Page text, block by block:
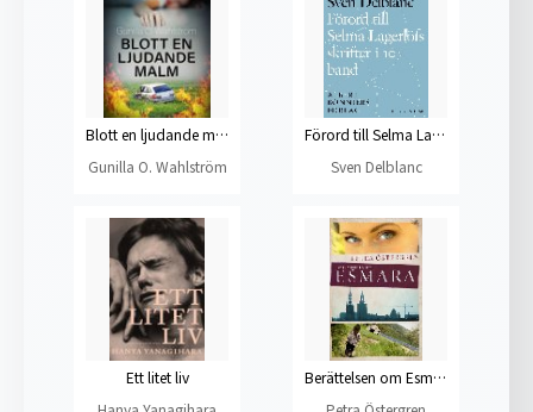
Blott en ljudande malm
Gunilla O. Wahlström
Förord till Selma Lagerlöfs skrifter i 10 band
Sven Delblanc
Ett litet liv
Berättelsen om Esmara